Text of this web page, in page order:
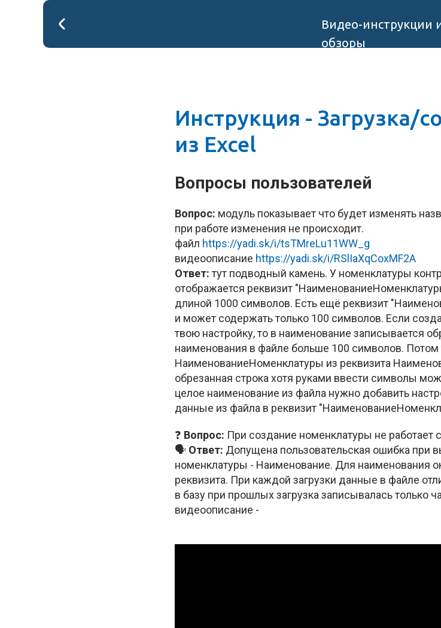
Видео-инструкции
обзоры
Инструкция - Загрузка/
из Excel
Вопросы пользователей
Вопрос: модуль показывает что будет изменять
при работе изменения не происходит.
файл https://yadi.sk/i/tsTMreLu11WW_g
видеоописание https://yadi.sk/i/RSlIaXqCoxMF2A
Ответ:тут подводный камень. У номенклатуры
отображается реквизит
длиной 1000 символов. Есть ещё реквизит
и может содержать только 100 символов. Если
твою настройку, то в наименование записывается
наименования в файле больше 100 символов.
НаименованиеНоменклатуры из реквизита
обрезанная строка хотя руками ввести символы
целое наименование из файла нужно добавить
данные из файла в реквизит
❓ Вопрос: При создание номенклатуры не работает
🗣 Ответ: Допущена пользовательская ошибка при
номенклатуры - Наименование. Для наименования
реквизита. При каждой загрузки данные в файле
в базу при прошлых загрузка записывалась только
видеоописание -